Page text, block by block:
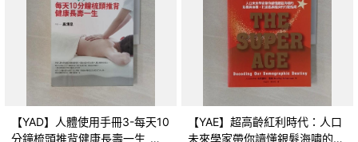
【YAD】人體使用手冊3-每天10
分鐘梳頭推背健康長壽一生_吳
【YAE】超高齡紅利時代：人口
未來學家帶你讀懂銀髮海嘯的危